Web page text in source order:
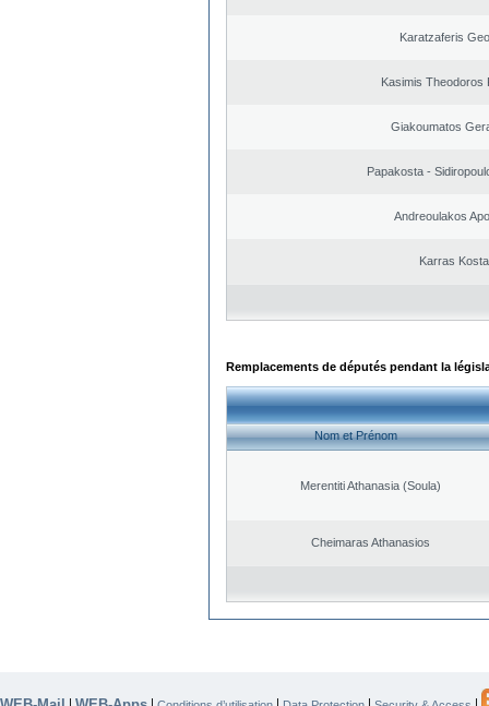
Karatzaferis
Kasimis Theodoros
Giakoumatos
Papakosta -
Andreoulakos
Karras
Remplacements de députés pendant la
Nom et Prénom
Merentiti Athanasia (Soula)
Cheimaras Athanasios
| | | | |